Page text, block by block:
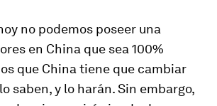
no podemos poseer una
en China que sea 100%
que China tiene que cambiar
saben, y lo harán. Sin embargo,